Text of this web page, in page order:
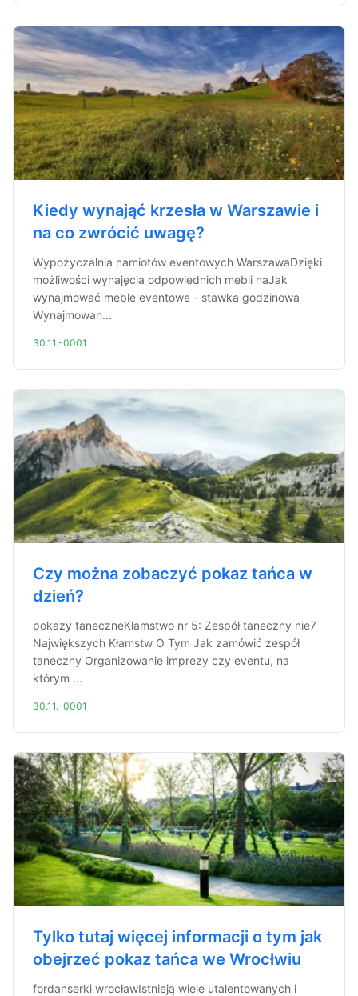
Kiedy wynająć krzesła w Warszawie i
na co zwrócić uwagę?
Wypożyczalnia namiotów eventowych WarszawaDzięki
możliwości wynajęcia odpowiednich mebli naJak
wynajmować meble eventowe - stawka godzinowa
Wynajmowan...
30.11.-0001
Czy można zobaczyć pokaz tańca w
dzień?
pokazy taneczneKłamstwo nr 5: Zespół taneczny nie7
Największych Kłamstw O Tym Jak zamówić zespół
taneczny Organizowanie imprezy czy eventu, na
którym ...
30.11.-0001
Tylko tutaj więcej informacji o tym jak
obejrzeć pokaz tańca we Wrocłwiu
fordanserki wrocławIstnieją wiele utalentowanych i